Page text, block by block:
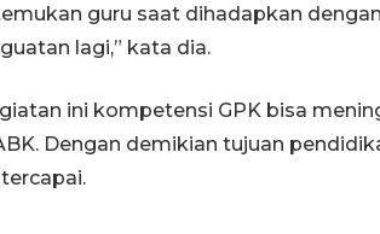
guru saat dihadapkan
lagi,” kata dia.
ini kompetensi GPK bisa
Dengan demikian tujuan
Water Spray"
kebakaran